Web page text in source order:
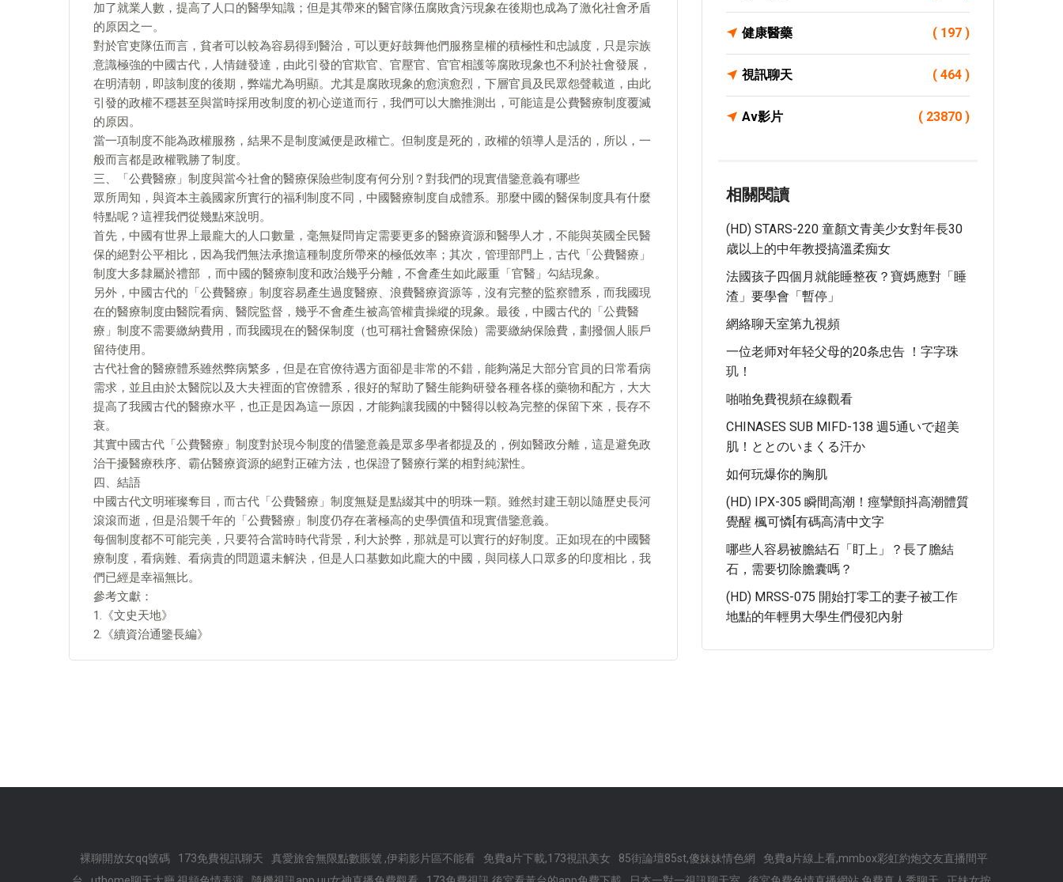
加了就業人數，提高了人口的醫學知識；但是其帶來的醫官隊伍腐敗貪污現象在後期也成為了激化社會矛盾
的原因之一。
對於官吏隊伍而言，貧者可以較為容易得到醫治，可以更好鼓舞他們服務皇權的積極性和忠誠度，只是宗族
意識極強的中國古代，人情鏈發達，由此引發的官欺官、官壓官、官官相護等腐敗現象也不利於社會發展，
在明清朝，即該制度的後期，弊端尤為明顯。尤其是腐敗現象的愈演愈烈，下層官員及民眾怨聲載道，由此
引發的政權不穩甚至與當時採用改制度的初心逆道而行，我們可以大膽推測出，可能這是公費醫療制度覆滅
的原因。
當一項制度不能為政權服務，結果不是制度滅便是政權亡。但制度是死的，政權的領導人是活的，所以，一
般而言都是政權戰勝了制度。
三、「公費醫療」制度與當今社會的醫療保險些制度有何分別？對我們的現實借鑒意義有哪些
眾所周知，與資本主義國家所實行的福利制度不同，中國醫療制度自成體系。那麼中國的醫保制度具有什麼
特點呢？這裡我們從幾點來說明。
首先，中國有世界上最龐大的人口數量，毫無疑問肯定需要更多的醫療資源和醫學人才，不能與英國全民醫
保的絕對公平相比，因為我們無法承擔這種制度所帶來的極低效率；其次，管理部門上，古代「公費醫療」
制度大多隸屬於禮部 ，而中國的醫療制度和政治幾乎分離，不會產生如此嚴重「官醫」勾結現象。
另外，中國古代的「公費醫療」制度容易產生過度醫療、浪費醫療資源等，沒有完整的監察體系，而我國現
在的醫療制度由醫院看病、醫院監督，幾乎不會產生被高管權貴操縱的現象。最後，中國古代的「公費醫
療」制度不需要繳納費用，而我國現在的醫保制度（也可稱社會醫療保險）需要繳納保險費，劃撥個人賬戶
留待使用。
古代社會的醫療體系雖然弊病繁多，但是在官僚待遇方面卻是非常的不錯，能夠滿足大部分官員的日常看病
需求，並且由於太醫院以及大夫裡面的官僚體系，很好的幫助了醫生能夠研發各種各樣的藥物和配方，大大
提高了我國古代的醫療水平，也正是因為這一原因，才能夠讓我國的中醫得以較為完整的保留下來，長存不
衰。
其實中國古代「公費醫療」制度對於現今制度的借鑒意義是眾多學者都提及的，例如醫政分離，這是避免政
治干擾醫療秩序、霸佔醫療資源的絕對正確方法，也保證了醫療行業的相對純潔性。
四、結語
中國古代文明璀璨奪目，而古代「公費醫療」制度無疑是點綴其中的明珠一顆。雖然封建王朝以隨歷史長河
滾滾而逝，但是沿襲千年的「公費醫療」制度仍存在著極高的史學價值和現實借鑒意義。
每個制度都不可能完美，只要符合當時時代背景，利大於弊，那就是可以實行的好制度。正如現在的中國醫
療制度，看病難、看病貴的問題還未解決，但是人口基數如此龐大的中國，與同樣人口眾多的印度相比，我
們已經是幸福無比。
參考文獻：
1.《文史天地》
2.《續資治通鑒長編》
健康醫藥 ( 197 )
視訊聊天 ( 464 )
Av影片 ( 23870 )
相關閱讀
(HD) STARS-220 童顏文青美少女對年長30
歳以上的中年教授搞溫柔痴女
法國孩子四個月就能睡整夜？寶媽應對「睡
渣」要學會「暫停」
網絡聊天室第九視頻
一位老师对年轻父母的20条忠告 ！字字珠
玑！
啪啪免費視頻在線觀看
CHINASES SUB MIFD-138 週5通いで超美
肌！ととのいまくる汗か
如何玩爆你的胸肌
(HD) IPX-305 瞬間高潮！痙攣顫抖高潮體質
覺醒 楓可憐[有碼高清中文字
哪些人容易被膽結石「盯上」？長了膽結
石，需要切除膽囊嗎？
(HD) MRSS-075 開始打零工的妻子被工作
地點的年輕男大學生們侵犯內射
裸聊開放女qq號碼 173免費視訊聊天 真愛旅舍無限點數賬號 ,伊莉影片區不能看 免費a片下載,173視訊美女 85街論壇85st,傻妹妹情色網
免費a片線上看,mmbox彩虹約炮交友直播間平